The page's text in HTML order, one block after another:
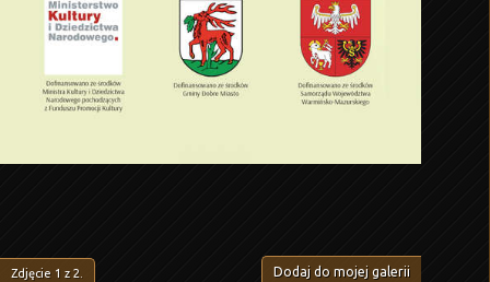
Dodaj do mojej galerii
Zdjęcie 1 z2